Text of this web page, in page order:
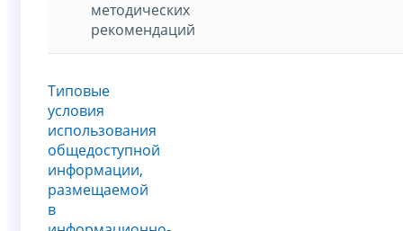
методических
рекомендаций
Типовые
условия
использования
общедоступной
информации,
размещаемой
в